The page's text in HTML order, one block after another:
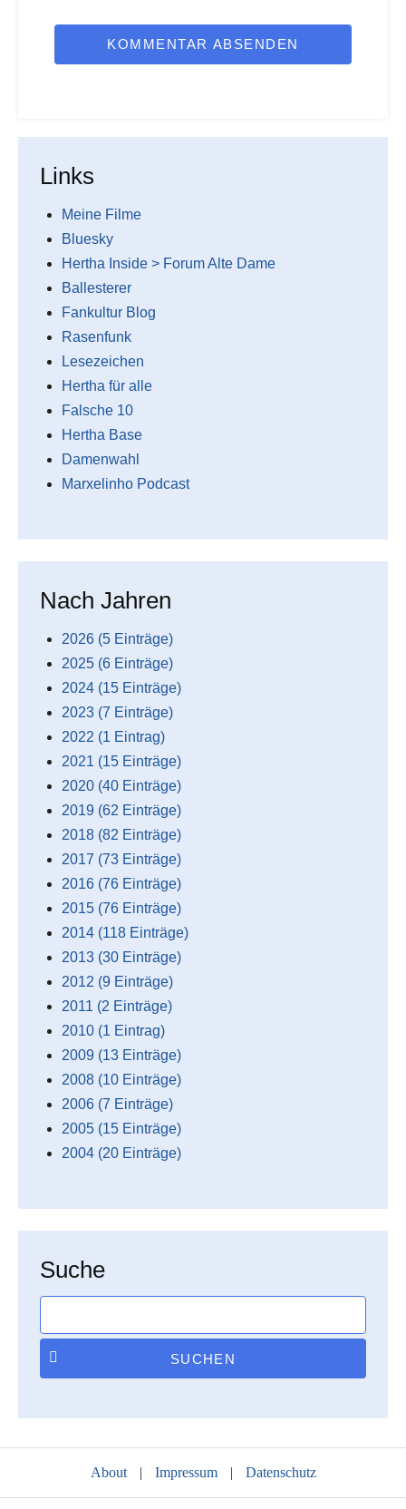
KOMMENTAR ABSENDEN
Links
Meine Filme
Bluesky
Hertha Inside > Forum Alte Dame
Ballesterer
Fankultur Blog
Rasenfunk
Lesezeichen
Hertha für alle
Falsche 10
Hertha Base
Damenwahl
Marxelinho Podcast
Nach Jahren
2026 (5 Einträge)
2025 (6 Einträge)
2024 (15 Einträge)
2023 (7 Einträge)
2022 (1 Eintrag)
2021 (15 Einträge)
2020 (40 Einträge)
2019 (62 Einträge)
2018 (82 Einträge)
2017 (73 Einträge)
2016 (76 Einträge)
2015 (76 Einträge)
2014 (118 Einträge)
2013 (30 Einträge)
2012 (9 Einträge)
2011 (2 Einträge)
2010 (1 Eintrag)
2009 (13 Einträge)
2008 (10 Einträge)
2006 (7 Einträge)
2005 (15 Einträge)
2004 (20 Einträge)
Suche
SUCHEN
About | Impressum | Datenschutz